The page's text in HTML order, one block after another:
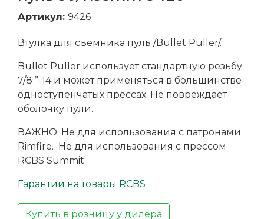
Артикул: 9426
Втулка для съёмника пуль /Bullet Puller/.
Bullet Puller использует стандартную резьбу
7/8 ”-14 и может применяться в большинстве
одноступенчатых прессах. Не повреждает
оболочку пули.
ВАЖНО: Не для использования с патронами
Rimfire. Не для использования с прессом
RCBS Summit.
Гарантии на товары RCBS
Купить в розницу у дилера